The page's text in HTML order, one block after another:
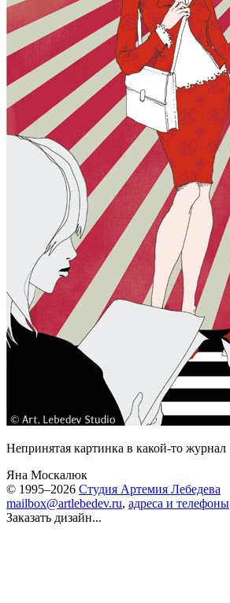
Непринятая картинка в какой-то журнал
Яна Москалюк
© 1995–2026 Студия Артемия Лебедева
mailbox@artlebedev.ru, адреса и телефоны
Заказать дизайн...